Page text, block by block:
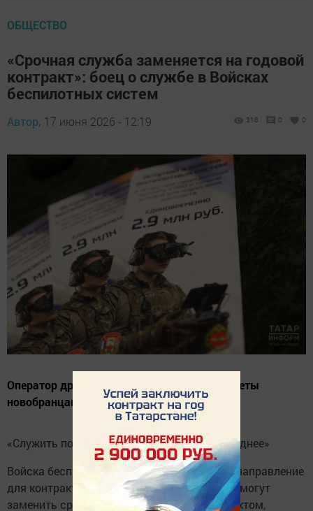
ОБЩЕСТВО
«Срочная служба заменяется на годовой
контракт»: боец о службе в Войсках
беспилотных систем
Автор, 17 июня 2026 - 12:19 318 0 0
Оператор дрона с позывным Оскар дал советы
новобранцам.
«Служить по контракту вместо срочки выгоднее»
Войска беспилотных систем – популярное направление
для контрактников в Татарстане. Студенты могут
заменить срочную службу годовым контрактом,